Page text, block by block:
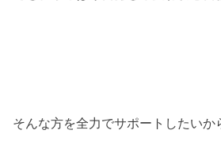
そんな方を全力でサポートしたいか